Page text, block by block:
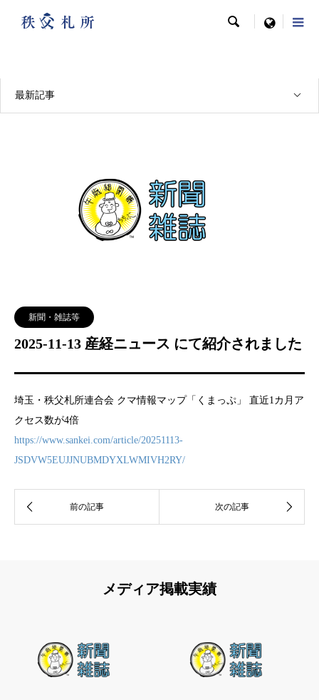
 menu
最新記事
新聞・雑誌等
2025-11-13 産経ニュース にて紹介されました
埼玉・秩父札所連合会 クマ情報マップ「くまっぷ」 直近1カ月ア
クセス数が4倍
https://www.sankei.com/article/20251113-
JSDVW5EUJJNUBMDYXLWMIVH2RY/
メディア掲載実績